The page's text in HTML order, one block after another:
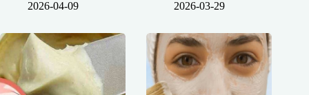
2026-04-09
2026-03-29